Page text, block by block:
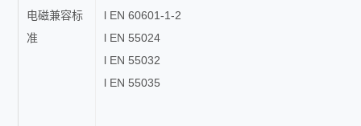
电磁兼容标
准
l EN 60601-1-2
l EN 55024
l EN 55032
l EN 55035